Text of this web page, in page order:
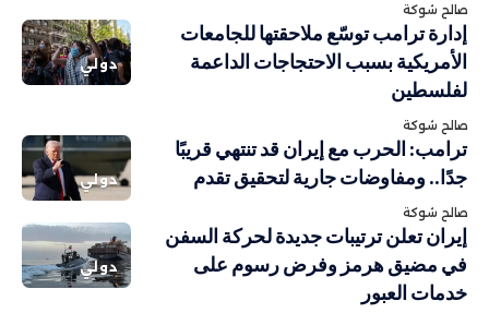
صالح شوكة
دولي
إدارة ترامب توسّع ملاحقتها للجامعات
الأمريكية بسبب الاحتجاجات الداعمة
لفلسطين
صالح شوكة
دولي
ترامب: الحرب مع إيران قد تنتهي قريبًا
جدًا.. ومفاوضات جارية لتحقيق تقدم
صالح شوكة
دولي
إيران تعلن ترتيبات جديدة لحركة السفن
في مضيق هرمز وفرض رسوم على
خدمات العبور